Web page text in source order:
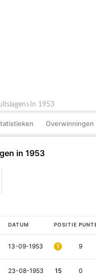
In 1953
Overwinningen
in 1953
DATUM POSITIE
13-09-1953 1 9
23-08-1953 15 0